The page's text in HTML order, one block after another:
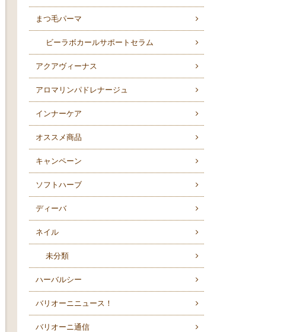
まつ毛パーマ
ビーラボカールサポートセラム
アクアヴィーナス
アロマリンパドレナージュ
インナーケア
オススメ商品
キャンペーン
ソフトハーブ
ディーバ
ネイル
未分類
ハーバルシー
バリオーニニュース！
バリオーニ通信